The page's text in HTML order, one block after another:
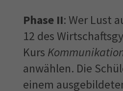
Phase II: Wer Lust
12 des
Kurs
anwählen. Die
einem